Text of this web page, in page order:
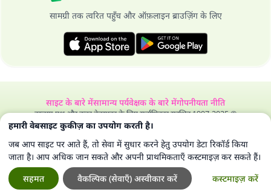
सामग्री तक त्वरित पहुँच और ऑफ़लाइन ब्राउज़िंग के लिए
साइट के बारे मेंसामान्य पर्यवेक्षक के बारे मेंगोपनीयता नीति
इस्लाम प्रश्न और उत्तर वेबसाइट के लिए सर्वाधिकार सुरक्षित 1997-2025 ©
हमारी वेबसाइट कुकीज़ का उपयोग करती है।
जब आप साइट पर आते हैं, तो सेवा में सुधार करने हेतु उपयोग डेटा रिकॉर्ड किया
जाता है। आप अधिक जान सकते और अपनी प्राथमिकताएँ कस्टमाइज़ कर सकते हैं।
कस्टमाइज़ करें
वैकल्पिक (सेवाएँ) अस्वीकार करें
सहमत